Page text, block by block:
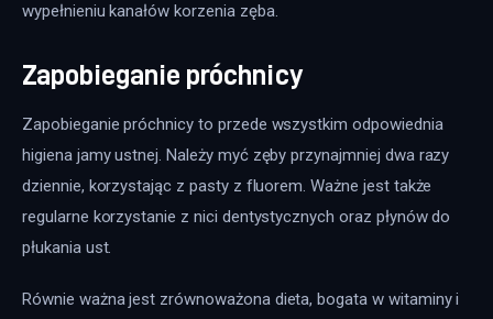
wypełnieniu kanałów korzenia zęba.
Zapobieganie próchnicy
Zapobieganie próchnicy to przede wszystkim odpowiednia
higiena jamy ustnej. Należy myć zęby przynajmniej dwa razy
dziennie, korzystając z pasty z fluorem. Ważne jest także
regularne korzystanie z nici dentystycznych oraz płynów do
płukania ust.
Równie ważna jest zrównoważona dieta, bogata w witaminy i